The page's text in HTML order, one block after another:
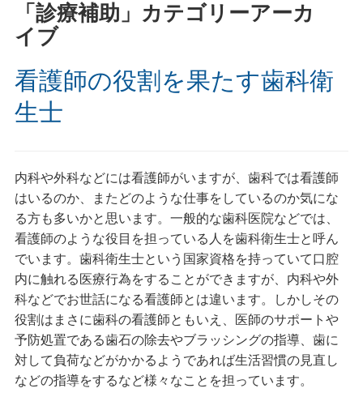
「 診療補助 」カテゴリーアーカ
イブ
看護師の役割を果たす歯科衛
生士
内科や外科などには看護師がいますが、歯科では看護師
はいるのか、またどのような仕事をしているのか気にな
る方も多いかと思います。一般的な歯科医院などでは、
看護師のような役目を担っている人を歯科衛生士と呼ん
でいます。歯科衛生士という国家資格を持っていて口腔
内に触れる医療行為をすることができますが、内科や外
科などでお世話になる看護師とは違います。しかしその
役割はまさに歯科の看護師ともいえ、医師のサポートや
予防処置である歯石の除去やブラッシングの指導、歯に
対して負荷などがかかるようであれば生活習慣の見直し
などの指導をするなど様々なことを担っています。